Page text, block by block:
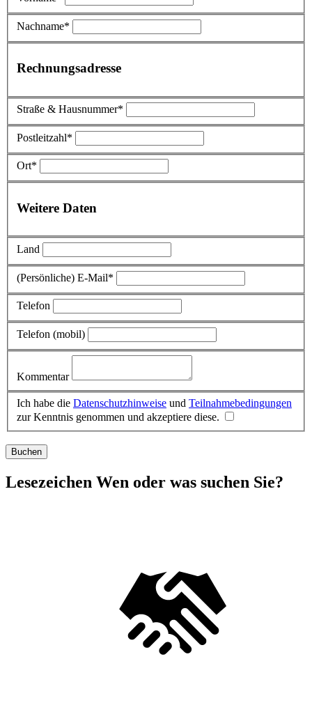
Nachname*
Rechnungsadresse
Straße & Hausnummer*
Postleitzahl*
Ort*
Weitere Daten
Land
(Persönliche) E-Mail*
Telefon
Telefon (mobil)
Kommentar
Ich habe die Datenschutzhinweise und Teilnahmebedingungen
zur Kenntnis genommen und akzeptiere diese.
Buchen
Lesezeichen Wen oder was suchen Sie?